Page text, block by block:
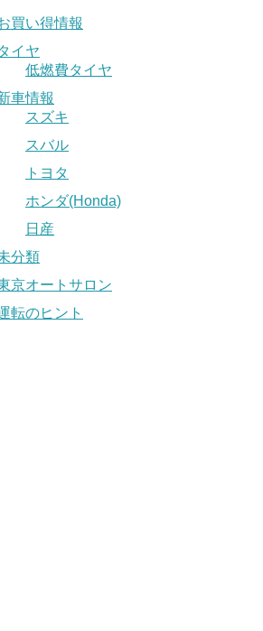
買い得情報
イヤ
低燃費タイヤ
車情報
スズキ
スバル
トヨタ
ホンダ(Honda)
日産
分類
京オートサロン
転のヒント